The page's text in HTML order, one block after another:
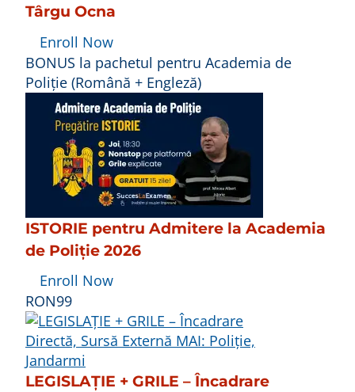
Târgu Ocna
Enroll Now
BONUS la pachetul pentru Academia de
Poliție (Română + Engleză)
ISTORIE pentru Admitere la Academia
de Poliție 2026
Enroll Now
RON99
LEGISLAȚIE + GRILE – Încadrare